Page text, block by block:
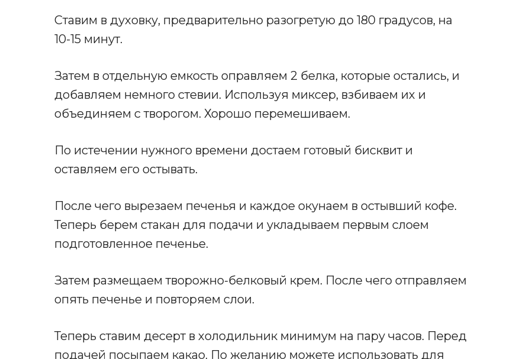
Ставим в духовку, предварительно разогретую до 180 градусов, на
10-15 минут.
Затем в отдельную емкость оправляем 2 белка, которые остались, и
добавляем немного стевии. Используя миксер, взбиваем их и
объединяем с творогом. Хорошо перемешиваем.
По истечении нужного времени достаем готовый бисквит и
оставляем его остывать.
После чего вырезаем печенья и каждое окунаем в остывший кофе.
Теперь берем стакан для подачи и укладываем первым слоем
подготовленное печенье.
Затем размещаем творожно-белковый крем. После чего отправляем
опять печенье и повторяем слои.
Теперь ставим десерт в холодильник минимум на пару часов. Перед
подачей посыпаем какао. По желанию можете использовать для